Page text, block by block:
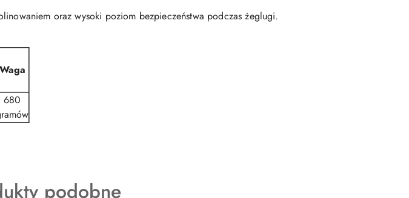
oraz wysoki poziom bezpieczeństwa podczas żeglugi.
Waga
680
podobne